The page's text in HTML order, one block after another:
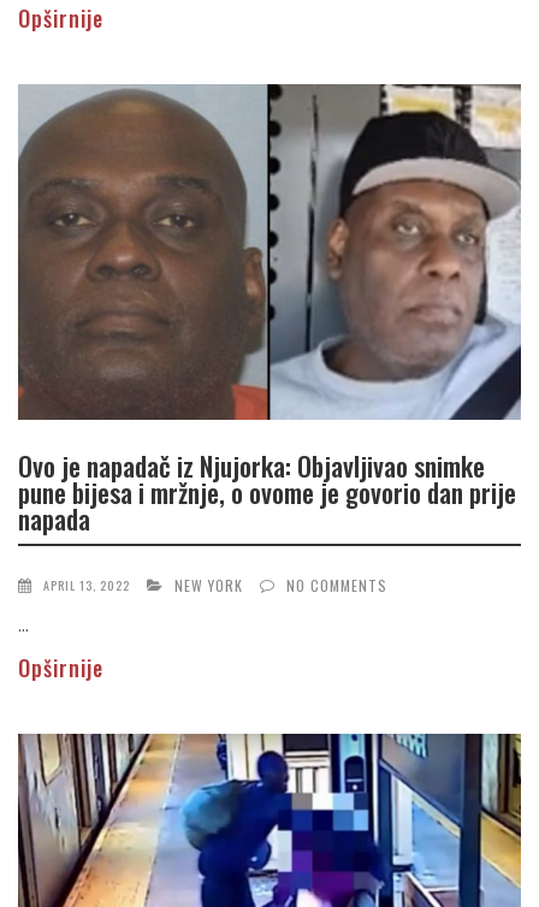
Opširnije
Ovo je napadač iz Njujorka: Objavljivao snimke
pune bijesa i mržnje, o ovome je govorio dan prije
napada
APRIL 13, 2022 NEW YORK NO COMMENTS
...
Opširnije